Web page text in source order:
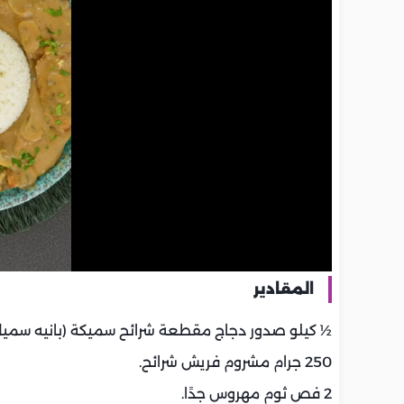
المقادير
½ كيلو صدور دجاج مقطعة شرائح سميكة (بانيه
250 جرام مشروم فريش شرائح.
2 فص ثوم مهروس جدًا.